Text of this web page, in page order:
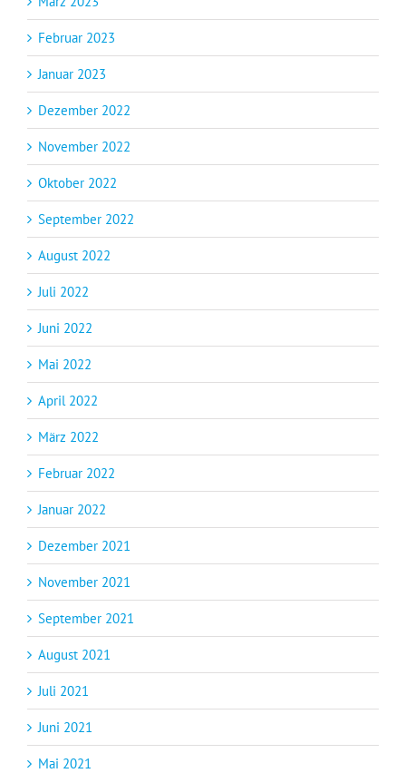
Februar 2023
Januar 2023
Dezember 2022
November 2022
Oktober 2022
September 2022
August 2022
Juli 2022
Juni 2022
Mai 2022
April 2022
März 2022
Februar 2022
Januar 2022
Dezember 2021
November 2021
September 2021
August 2021
Juli 2021
Juni 2021
Mai 2021